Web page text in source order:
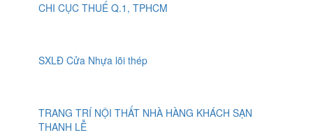
CHI CỤC THUẾ Q.1, TPHCM
SXLĐ Cửa Nhựa lõi thép
TRANG TRÍ NỘI THẤT NHÀ HÀNG KHÁCH SẠN
THANH LỄ